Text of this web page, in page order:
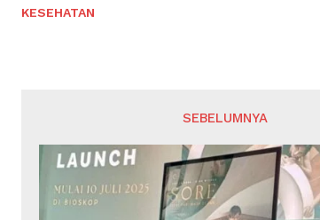
KESEHATAN
SEBELUMNYA